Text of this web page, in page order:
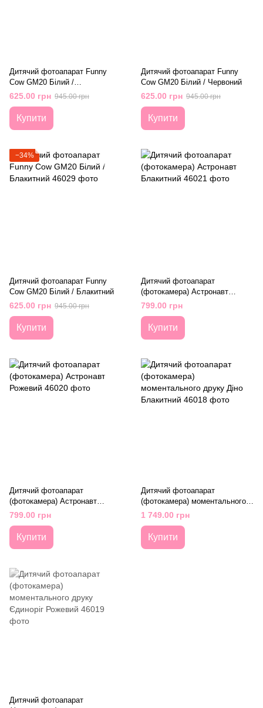
Дитячий фотоапарат Funny
Cow GM20 Білий /
Помаранчевий
625.00 грн 945.00 грн
Купити
Дитячий фотоапарат Funny
Cow GM20 Білий / Червоний
625.00 грн 945.00 грн
Купити
−34%
Дитячий фотоапарат Funny
Cow GM20 Білий / Блакитний
625.00 грн 945.00 грн
Купити
Дитячий фотоапарат
(фотокамера) Астронавт
Блакитний
799.00 грн
Купити
Дитячий фотоапарат
(фотокамера) Астронавт
Рожевий
799.00 грн
Купити
Дитячий фотоапарат
(фотокамера) моментального
друку Діно Блакитний
1 749.00 грн
Купити
Дитячий фотоапарат